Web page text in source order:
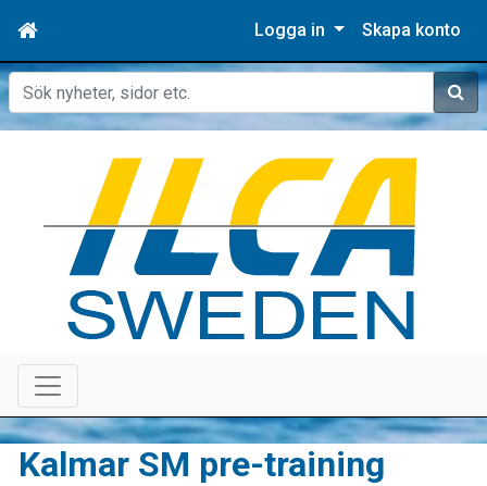
Logga in Skapa konto
Sök
Kalmar SM pre-training